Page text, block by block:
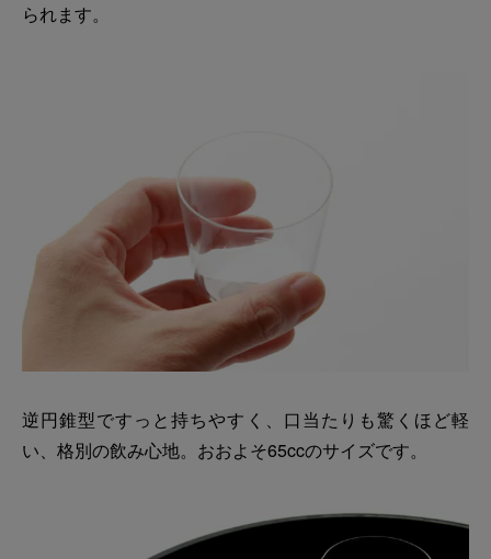
られます。
逆円錐型ですっと持ちやすく、口当たりも驚くほど軽
い、格別の飲み心地。おおよそ65ccのサイズです。